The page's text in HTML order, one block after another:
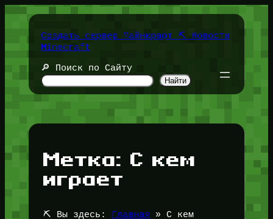
Перейти
содержимомуСоздать сервер Майнкрафт ⛏️ Новости
Minecraft
🔎 Поиск по Сайту
Найти
Метка: С кем
играет
⛏️ Вы здесь: Главная » С кем